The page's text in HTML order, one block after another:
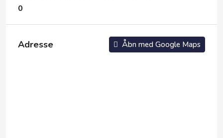
0
Adresse Åbn med Google Maps